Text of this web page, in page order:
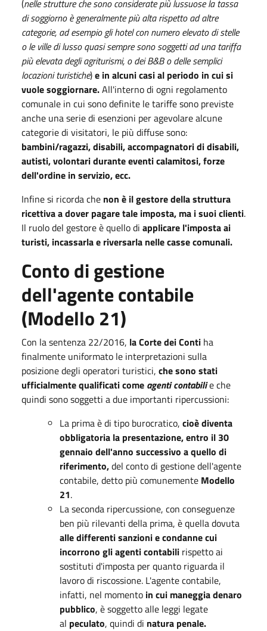
(nelle strutture che sono considerate più lussuose la tassa
di soggiorno è generalmente più alta rispetto ad altre
categorie, ad esempio gli hotel con numero elevato di stelle
o le ville di lusso quasi sempre sono soggetti ad una tariffa
più elevata degli agriturismi, o dei B&B o delle semplici
locazioni turistiche)e in alcuni casi al periodo in cui si
vuole soggiornare.All'interno di ogni regolamento
comunale in cui sono definite le tariffe sono previste
anche una serie di esenzioni per agevolare alcune
categorie di visitatori, le più diffuse sono:
bambini/ragazzi, disabili, accompagnatori di disabili,
autisti, volontari durante eventi calamitosi, forze
dell'ordine in servizio, ecc.
Infine si ricorda che non è il gestore della struttura
ricettiva a dover pagare tale imposta, ma i suoi clienti.
Il ruolo del gestore è quello di applicare l'imposta ai
turisti, incassarla e riversarla nelle casse comunali.
Conto di gestione
dell'agente contabile
(Modello 21)
Con la sentenza 22/2016, la Corte dei Conti ha
finalmente uniformato le interpretazioni sulla
posizione degli operatori turistici, che sono stati
ufficialmente qualificati come agenti contabilie che
quindi sono soggetti a due importanti ripercussioni:
La prima è di tipo burocratico, cioè diventa
obbligatoria la presentazione, entro il 30
gennaio dell'anno successivo a quello di
riferimento,del conto di gestione dell'agente
contabile, detto più comunemente Modello
21.
La seconda ripercussione, con conseguenze
ben più rilevanti della prima, è quella dovuta
alle differenti sanzioni e condanne cui
incorrono gli agenti contabili rispetto ai
sostituti d'imposta per quanto riguarda il
lavoro di riscossione. L'agente contabile,
infatti, nel momento in cui maneggia denaro
pubblico, è soggetto alle leggi legate
al peculato, quindi di natura penale.